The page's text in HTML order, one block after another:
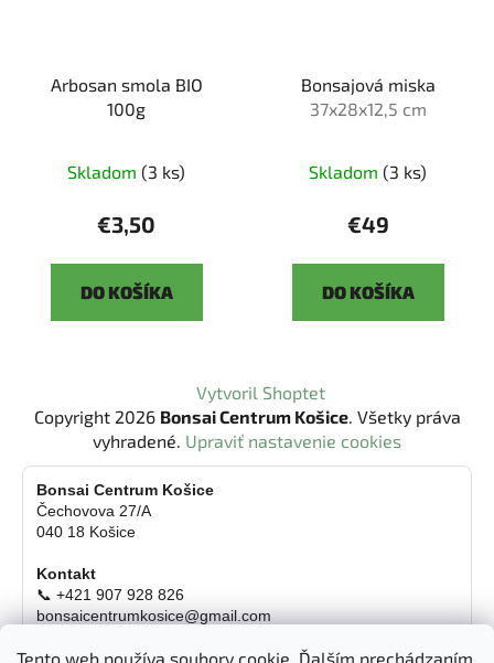
Tento web používa soubory cookie. Ďalším prechádzaním
Arbosan smola BIO
100g
Skladom (3 ks)
€3,50
DO KOŠÍKA
Bonsajová miska
37x28x12,5 cm
Skladom (3 ks)
€49
DO KOŠÍKA
Vytvoril Shoptet
Copyright 2026 Bonsai Centrum Košice. Všetky práva
vyhradené. Upraviť nastavenie cookies
Bonsai Centrum Košice
Čechovova 27/A
040 18 Košice
Kontakt
📞 +421 907 928 826
bonsaicentrumkosice@gmail.com